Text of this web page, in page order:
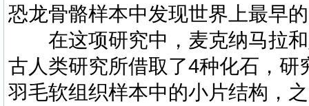
恐龙骨骼样本中发现世界上最早
在这项研究中，麦克纳马拉和
古人类研究所借取了4种化石，
羽毛软组织样本中的小片结构，